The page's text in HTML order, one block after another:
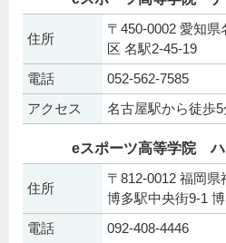
住所
〒450-0002 愛知
区 名駅2-45-19
電話
052-562-7585
アクセス
名古屋駅から徒歩5
eスポーツ高等学院 ハ
住所
〒812-0012 福岡県
博多駅中央街9-1
電話
092-408-4446